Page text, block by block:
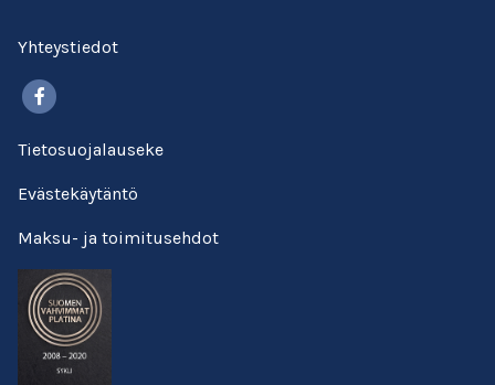
Yhteystiedot
Tietosuojalauseke
Evästekäytäntö
Maksu- ja toimitusehdot